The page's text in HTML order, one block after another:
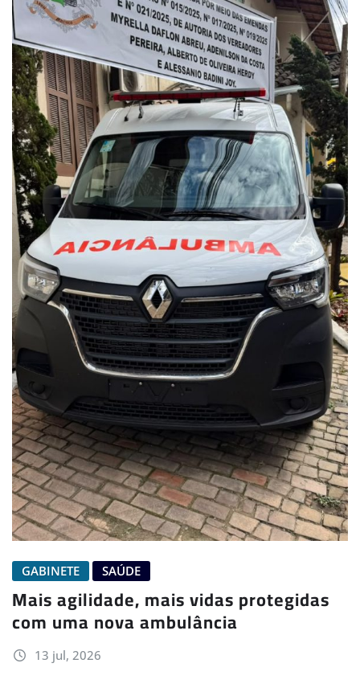
GABINETE SAÚDE
Mais agilidade, mais vidas protegidas
com uma nova ambulância
13 jul, 2026